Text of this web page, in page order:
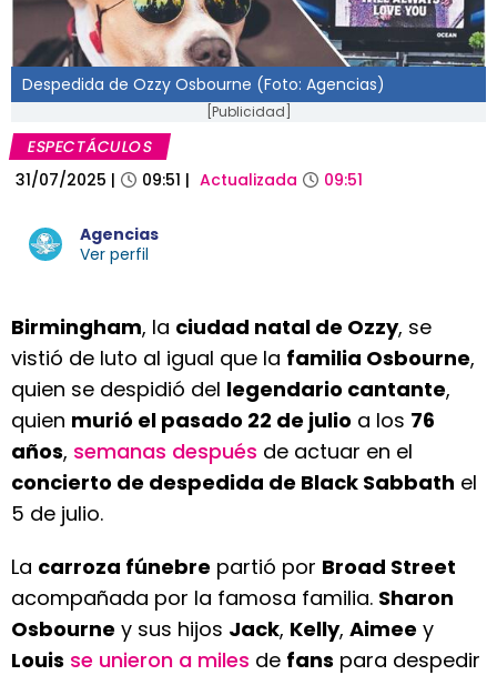
Despedida de Ozzy Osbourne (Foto: Agencias)
[Publicidad]
ESPECTÁCULOS
31/07/2025 | 09:51 | Actualizada 09:51
Agencias
Ver perfil
Birmingham, la ciudad natal de Ozzy, se
vistió de luto al igual que la familia Osbourne,
quien se despidió del legendario cantante,
quien murió el pasado 22 de julio a los 76
años, semanas después de actuar en el
concierto de despedida de Black Sabbath el
5 de julio.
La carroza fúnebre partió por Broad Street
acompañada por la famosa familia. Sharon
Osbourne y sus hijos Jack, Kelly, Aimee y
Louis se unieron a miles de fans para despedir